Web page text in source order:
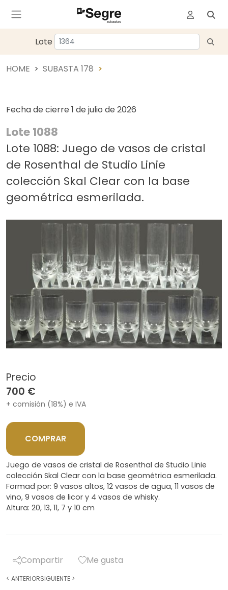
Lote
HOME SUBASTA 178
Fecha de cierre 1 de julio de 2026
Lote 1088
Lote 1088: Juego de vasos de cristal
de Rosenthal de Studio Linie
colección Skal Clear con la base
geométrica esmerilada.
Precio
700 €
+ comisión (18%) e IVA
COMPRAR
Juego de vasos de cristal de Rosenthal de Studio Linie
colección Skal Clear con la base geométrica esmerilada.
Formad por: 9 vasos altos, 12 vasos de agua, 11 vasos de
vino, 9 vasos de licor y 4 vasos de whisky.
Altura: 20, 13, 11, 7 y 10 cm
Compartir Me gusta
< ANTERIORSIGUIENTE >